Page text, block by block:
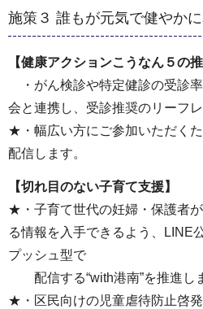
施策３ 誰もが元気で健やか
【健康アクションこうなん５の推
・がん検診や特定健診の受診
会と連携し、受診推奨のリーフ
★・幅広い方にご参加いただく
配信します。
【切れ目のない子育て支援】
★・子育て世代の妊婦・保護者
る情報を入手できるよう、LINE
プッシュ型で
配信する“with港南”を推進し
★・区⺠向けの児童虐待防⽌啓